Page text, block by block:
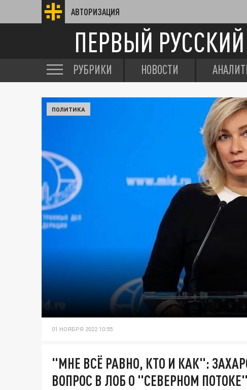
АВТОРИЗАЦИЯ
ПЕРВЫЙ РУССКИЙ
РУБРИКИ НОВОСТИ
ПОЛИТИКА
01 НОЯБРЯ 2022 10:55
"МНЕ ВСЁ РАВНО, КТО И КАК":
ВОПРОС В ЛОБ О "СЕВЕРНОМ ПОТОКЕ"